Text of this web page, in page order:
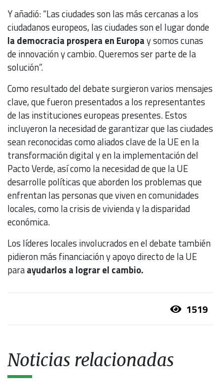
Y añadió: “Las ciudades son las más cercanas a los
ciudadanos europeos, las ciudades son el lugar donde
la democracia prospera en Europay somos cunas
de innovación y cambio. Queremos ser parte de la
solución”.
Como resultado del debate surgieron varios mensajes
clave, que fueron presentados a los representantes
de las instituciones europeas presentes. Estos
incluyeron la necesidad de garantizar que las ciudades
sean reconocidas como aliados clave de la UE en la
transformación digital y en la implementación del
Pacto Verde, así como la necesidad de que la UE
desarrolle políticas que aborden los problemas que
enfrentan las personas que viven en comunidades
locales, como la crisis de vivienda y la disparidad
económica.
Los líderes locales involucrados en el debate también
pidieron más financiación y apoyo directo de la UE
paraayudarlos a lograr el cambio.
1519
Noticias relacionadas